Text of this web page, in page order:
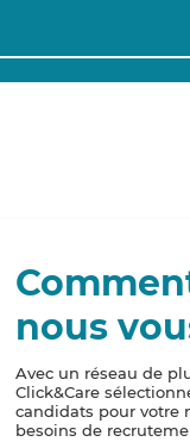
nous
Avec un réseau de
Click&Care
candidats pour votre
besoins de